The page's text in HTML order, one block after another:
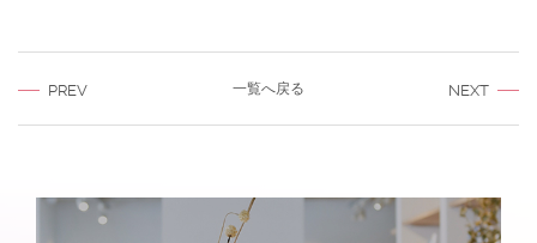
PREV 一覧へ戻る NEXT